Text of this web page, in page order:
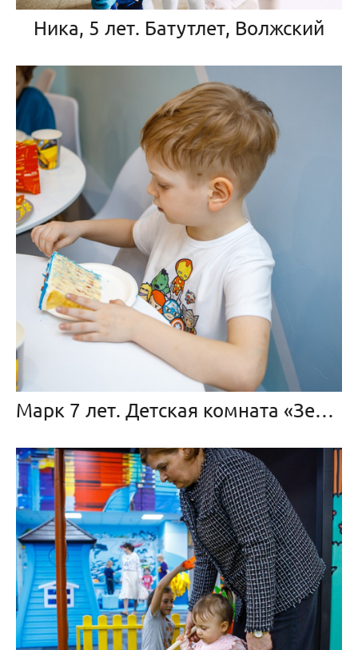
Ника, 5 лет. Батутлет, Волжский
Марк 7 лет. Детская комната «Зефирка»